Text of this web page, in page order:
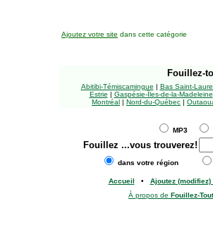
Ajoutez votre site dans cette catégorie
Fouillez-
Abitibi-Témiscamingue | Bas Saint-
Estrie | Gaspésie-Îles-de-la-Madeleine
Montréal | Nord-du-Québec |
MP3
Fouillez ...vous trouverez!
dans votre région
Accueil • Ajoutez
À propos de Fouillez-Tout